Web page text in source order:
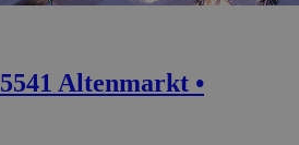
5541 Altenmarkt •